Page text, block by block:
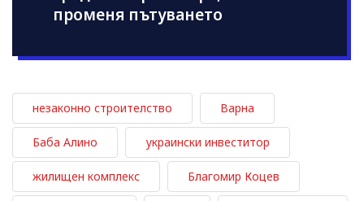
променя пътуването
незаконно строителство Варна
Баба Алино украински инвеститор
жилищен комплекс Благомир Коцев